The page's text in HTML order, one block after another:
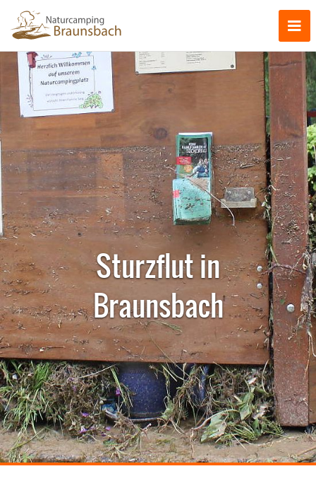
Sturzflut in
Braunsbach